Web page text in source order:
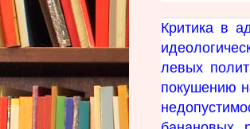
Критика в
левых
покушению